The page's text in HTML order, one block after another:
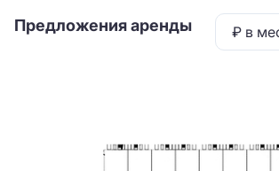
Предложения аренды ₽ в